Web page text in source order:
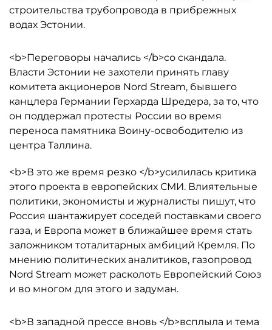
строительства трубопровода в прибрежных
водах Эстонии.
<b>Переговоры начались </b>со скандала.
Власти Эстонии не захотели принять главу
комитета акционеров Nord Stream, бывшего
канцлера Германии Герхарда Шредера, за то, что
он поддержал протесты России во время
переноса памятника Воину-освободителю из
центра Таллина.
<b>В это же время резко </b>усилилась критика
этого проекта в европейских СМИ. Влиятельные
политики, экономисты и журналисты пишут, что
Россия шантажирует соседей поставками своего
газа, и Европа может в ближайшее время стать
заложником тоталитарных амбиций Кремля. По
мнению политических аналитиков, газопровод
Nord Stream может расколоть Европейский Союз
и во многом для этого и задуман.
<b>В западной прессе вновь </b>всплыла и тема